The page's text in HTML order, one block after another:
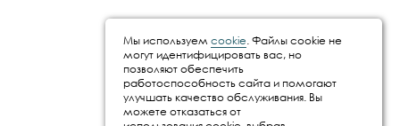
Мы используем cookie. Файлы cookie не
могут идентифицировать вас, но
позволяют обеспечить
работоспособность сайта и помогают
улучшать качество обслуживания. Вы
можете отказаться от